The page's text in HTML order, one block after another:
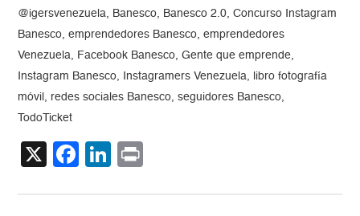
@igersvenezuela, Banesco, Banesco 2.0, Concurso Instagram
Banesco, emprendedores Banesco, emprendedores
Venezuela, Facebook Banesco, Gente que emprende,
Instagram Banesco, Instagramers Venezuela, libro fotografía
móvil, redes sociales Banesco, seguidores Banesco,
TodoTicket
X Facebook
LinkedIn